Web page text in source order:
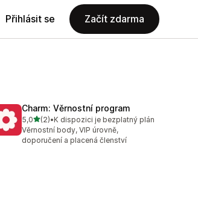
Přihlásit se Začít zdarma
Charm: Věrnostní program
5,0z 5 hvězd
(2)
Celkový počet recenzí: 2
•K dispozici je bezplatný plán
Věrnostní body, VIP úrovně,
doporučení a placená členství